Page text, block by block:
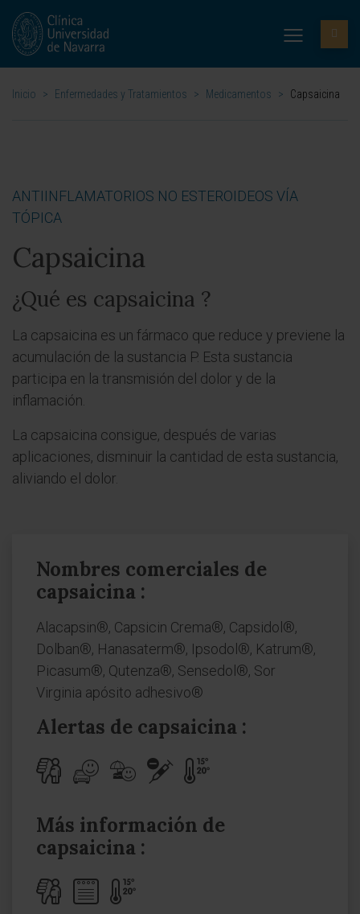
Inicio > Enfermedades y Tratamientos > Medicamentos > Capsaicina
ANTIINFLAMATORIOS NO ESTEROIDEOS VÍA
TÓPICA
Capsaicina
¿Qué es capsaicina ?
La capsaicina es un fármaco que reduce y previene la
acumulación de la sustancia P. Esta sustancia
participa en la transmisión del dolor y de la
inflamación.
La capsaicina consigue, después de varias
aplicaciones, disminuir la cantidad de esta sustancia,
aliviando el dolor.
Nombres comerciales de
capsaicina :
Alacapsin®, Capsicin Crema®, Capsidol®,
Dolban®, Hanasaterm®, Ipsodol®, Katrum®,
Picasum®, Qutenza®, Sensedol®, Sor
Virginia apósito adhesivo®
Alertas de capsaicina :
Más información de
capsaicina :